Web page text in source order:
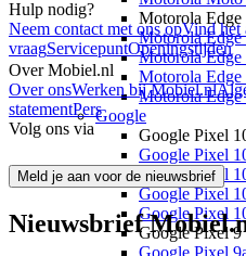
Motorola Edge
Motorola Edge
Motorola Edge
Motorola Edge
Motorola Edge
Google
Google Pixel
Google Pixel
Google Pixel
Google Pixel
Google Pixel
Google Pixel 9
Google Pixel
Hulp nodig?
Neem contact met ons opVind het
vraagServicepuntOpeningstijden
Over Mobiel.nl
Over onsWerken bij Mobiel.nl
statementPers
Volg ons via
Meld je aan voor de nieuwsbrief
Nieuwsbrief